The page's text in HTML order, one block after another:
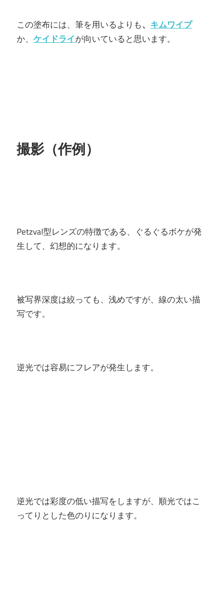
この塗布には、筆を用いるよりも、 キムワイプ
か、 ケイドライが向いていると思います。
撮影（作例）
Petzval型レンズの特徴である、ぐるぐるボケが発
生して、幻想的になります。
被写界深度は絞っても、浅めですが、線の太い描
写です。
逆光では容易にフレアが発生します。
逆光では彩度の低い描写をしますが、順光ではこ
ってりとした色のりになります。